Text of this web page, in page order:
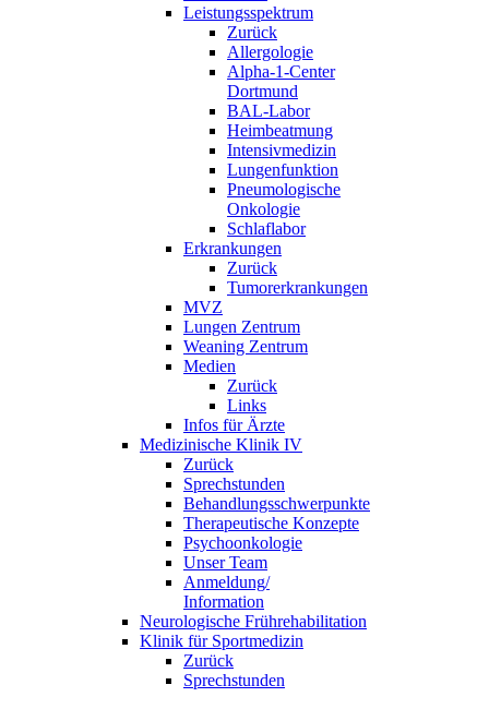
Leistungsspektrum
Zurück
Allergologie
Alpha-1-Center
Dortmund
BAL-Labor
Heimbeatmung
Intensivmedizin
Lungenfunktion
Pneumologische
Onkologie
Schlaflabor
Erkrankungen
Zurück
Tumorerkrankungen
MVZ
Lungen Zentrum
Weaning Zentrum
Medien
Zurück
Links
Infos für Ärzte
Medizinische Klinik IV
Zurück
Sprechstunden
Behandlungsschwerpunkte
Therapeutische Konzepte
Psychoonkologie
Unser Team
Anmeldung/
Information
Neurologische Frührehabilitation
Klinik für Sportmedizin
Zurück
Sprechstunden